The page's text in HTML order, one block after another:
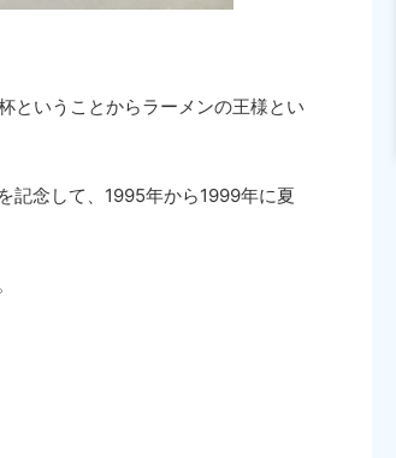
ということからラーメンの王様とい
記念して、1995年から1999年に夏